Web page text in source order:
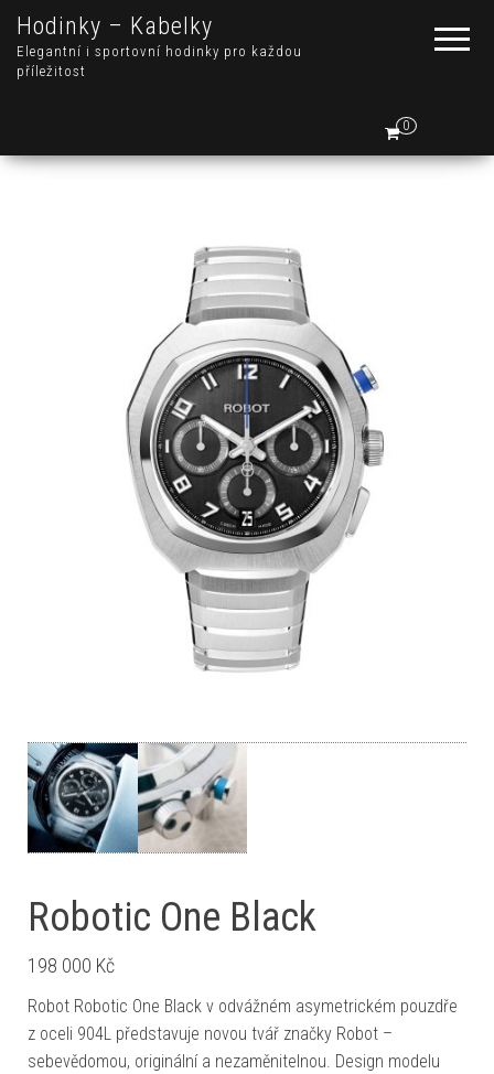
Hodinky – Kabelky
Elegantní i sportovní hodinky pro každou
příležitost
0
Robotic One Black
198 000 Kč
Robot Robotic One Black v odvážném asymetrickém pouzdře
z oceli 904L představuje novou tvář značky Robot –
sebevědomou, originální a nezaměnitelnou. Design modelu